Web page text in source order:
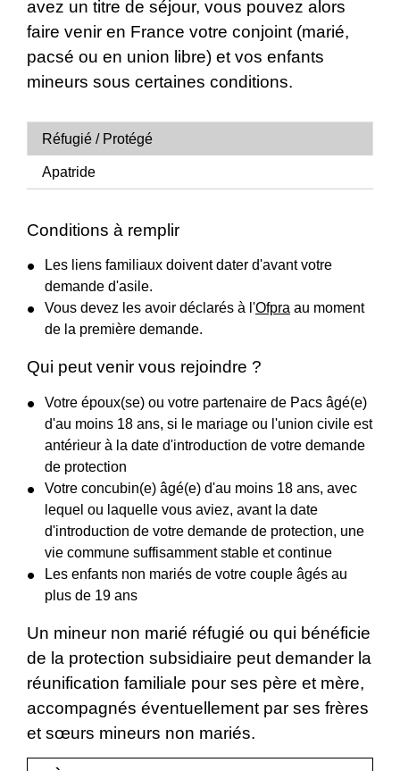
avez un titre de séjour, vous pouvez alors
faire venir en France votre conjoint (marié,
pacsé ou en union libre) et vos enfants
mineurs sous certaines conditions.
Réfugié / Protégé
Apatride
Conditions à remplir
Les liens familiaux doivent dater d'avant votre
demande d'asile.
Vous devez les avoir déclarés à l'Ofpra au moment
de la première demande.
Qui peut venir vous rejoindre ?
Votre époux(se) ou votre partenaire de Pacs âgé(e)
d'au moins 18 ans, si le mariage ou l'union civile est
antérieur à la date d'introduction de votre demande
de protection
Votre concubin(e) âgé(e) d'au moins 18 ans, avec
lequel ou laquelle vous aviez, avant la date
d'introduction de votre demande de protection, une
vie commune suffisamment stable et continue
Les enfants non mariés de votre couple âgés au
plus de 19 ans
Un mineur non marié réfugié ou qui bénéficie
de la protection subsidiaire peut demander la
réunification familiale pour ses père et mère,
accompagnés éventuellement par ses frères
et sœurs mineurs non mariés.